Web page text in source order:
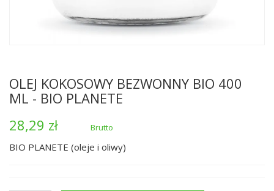
OLEJ KOKOSOWY BEZWONNY BIO 400
ML - BIO PLANETE
28,29 zł
Brutto
BIO PLANETE (oleje i oliwy)